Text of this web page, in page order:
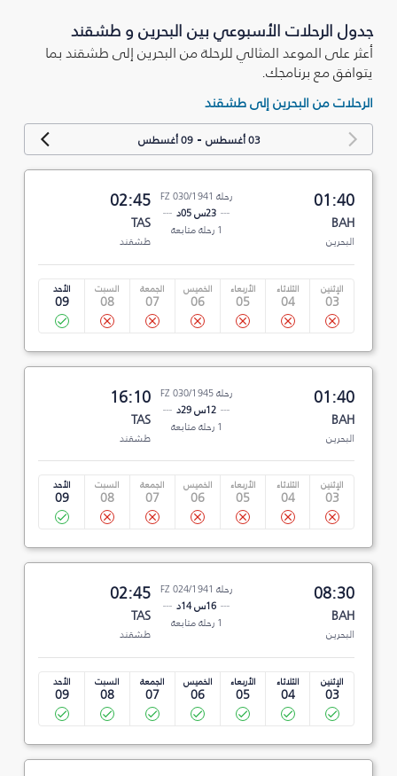
جدول الرحلات الأسبوعي بين البحرين و طشقند
أعثر على الموعد المثالي للرحلة من البحرين إلى طشقند بما
يتوافق مع برنامجك.
الرحلات من البحرين إلى طشقند
03 أغسطس -09 أغسطس
01:40
BAH
البحرين
رحلة FZ 030/1941
23س 05د
1 رحلة متابعة
02:45
TAS
طشقند
الإثنين
03
الثلاثاء
04
الأربعاء
05
الخميس
06
الجمعة
07
السبت
08
الأحد
09
01:40
BAH
البحرين
رحلة FZ 030/1945
12س 29د
1 رحلة متابعة
16:10
TAS
طشقند
الإثنين
03
الثلاثاء
04
الأربعاء
05
الخميس
06
الجمعة
07
السبت
08
الأحد
09
08:30
BAH
البحرين
رحلة FZ 024/1941
16س 14د
1 رحلة متابعة
02:45
TAS
طشقند
الإثنين
03
الثلاثاء
04
الأربعاء
05
الخميس
06
الجمعة
07
السبت
08
الأحد
09